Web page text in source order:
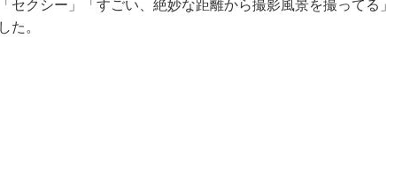
セクシー」「すごい、絶妙な距離から撮影風景を撮ってる」
た。